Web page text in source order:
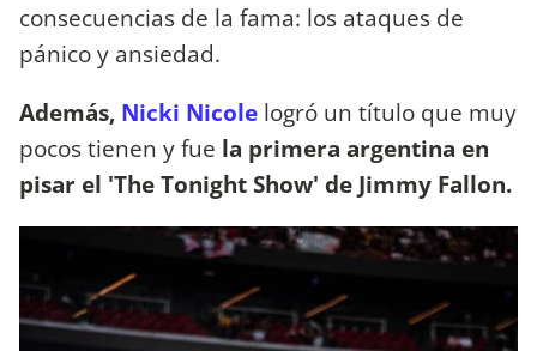
consecuencias de la fama: los ataques de
pánico y ansiedad.
Además, Nicki Nicole logró un título que muy
pocos tienen y fue la primera argentina en
pisar el 'The Tonight Show' de Jimmy Fallon.